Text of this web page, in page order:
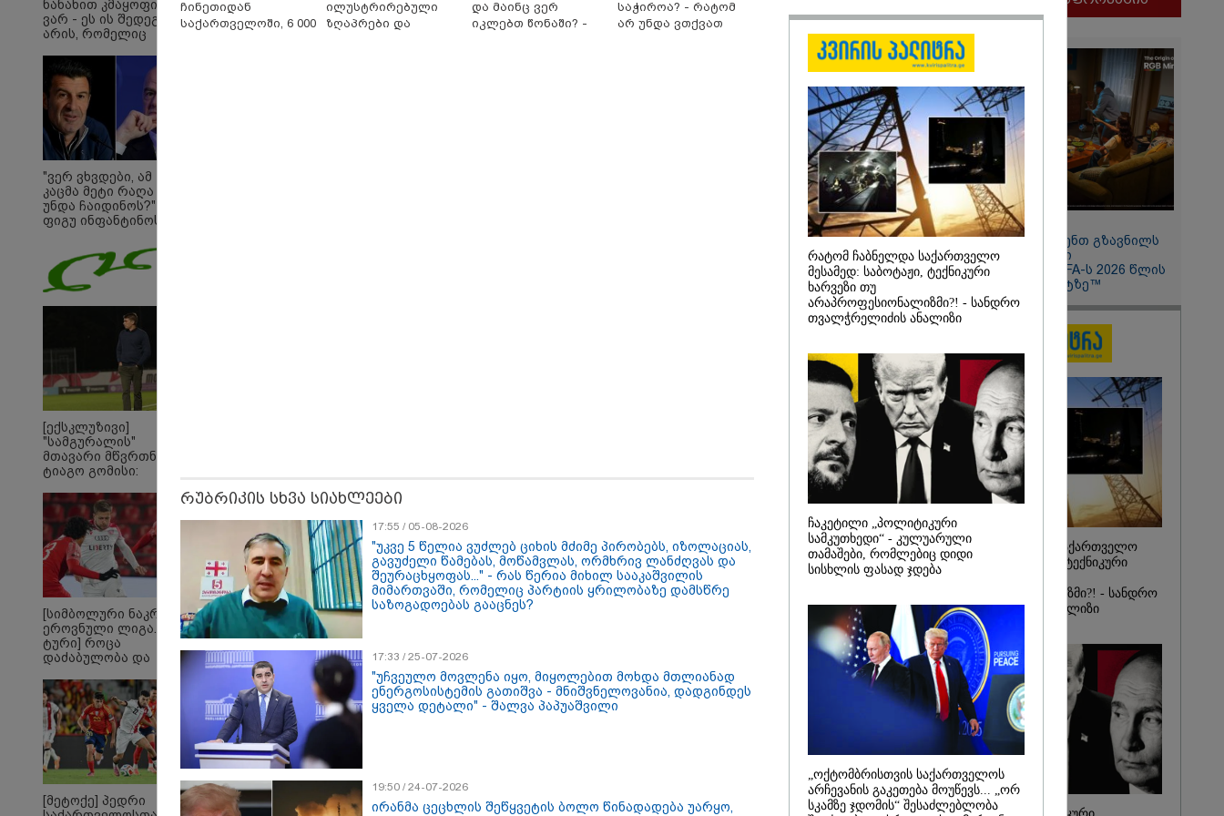
შეცდომა არის
დანაშაულის ტოლფასი" -
ეკა კუპატაძე ნანუკა
09:32 / 05-08-2026
"4 დღე უწყლოდ და
უპუროდ გაატარეს, მათ
სიცოცხლე დავუბრუნეთ" -
ქართველი მეზღვაური
წერს, რომ 36 მიგრანტი,
მათ შორის, ორსული
გოგონა გადაარჩინა
არ დაიბადოს" - დედა
სიდონია
16:02 / 03-08-2026
"15 წლის წინ ჩადენილი
დანაშაული, 5-ჯერ
შეცვლილი მოსამართლე,
4-ჯერ თავიდან
დაწყებული საქმე...
პროკურატურას, მათ
გარეშე ეს შედეგი არ
დადგებოდა" - ქეთა
ყველაზე კარგი/ცუდი
ქვეყნები
ემიგრანტებისთვის 2026
წელს
2026 წლის ყველაზე
აფრიკის ქვეყნები
11:13 / 05-08-2026
Hisense წარმოგიდგენთ გზავნილს
"ინოვაციები უკეთესი
ცხოვრებისათვის" FIFA-ს 2026 წლის
მსოფლიო ჩემპიონატზე™
რატომ ჩაბნელდა საქართველო
მესამედ: საბოტაჟი, ტექნიკური
არაპროფესიონალიზმი?! - სანდრო
თვალჭრელიძის ანალიზი
ნანახით კმაყოფილი
ვარ - ეს ის შედეგი არ
არის, რომელიც
"ვერ ვხვდები, ამ
კაცმა მეტი რაღა
უნდა ჩაიდინოს?" -
ფიგუ ინფანტინოს
მოითხოვს
[ექსკლუზივი]
"სამგურალის"
მთავარი მწვრთნელი
ტიაგო გომისი:
ტალანტების
ქვეყანაა"!
[სიმბოლური ნაკრები.
ეროვნული ლიგა. XXX
ტური] როცა
დაძაბულობა და
არიან...
[მეტოქე] პედრი
ჩინეთიდან
საქართველოში, 6 000
ილუსტრირებული
ზღაპრები და
და მაინც ვერ
იკლებთ წონაში? -
საჭიროა? - რატომ
არ უნდა ვთქვათ
რუბრიკის სხვა სიახლეები
17:55 / 05-08-2026
"უკვე 5 წელია ვუძლებ ციხის მძიმე პირობებს, იზოლაციას,
გავუძელი წამებას, მოწამვლას, ორმხრივ ლანძღვას და
შეურაცხყოფას..." - რას წერია მიხილ სააკაშვილის
მიმართვაში, რომელიც პარტიის ყრილობაზე დამსწრე
საზოგადოებას გააცნეს?
17:33 / 25-07-2026
"უჩვეულო მოვლენა იყო, მიყოლებით მოხდა მთლიანად
ენერგოსისტემის გათიშვა - მნიშვნელოვანია, დადგინდეს
ყველა დეტალი" - შალვა პაპუაშვილი
19:50 / 24-07-2026
ირანმა ცეცხლის შეწყვეტის ბოლო წინადადება უარყო,
რატომ ჩაბნელდა საქართველო
მესამედ: საბოტაჟი, ტექნიკური
ხარვეზი თუ
არაპროფესიონალიზმი?! - სანდრო
თვალჭრელიძის ანალიზი
ჩაკეტილი „პოლიტიკური
სამკუთხედი“ - კულუარული
თამაშები, რომლებიც დიდი
სისხლის ფასად ჯდება
„ოქტომბრისთვის საქართველოს
არჩევანის გაკეთება მოუწევს... „ორ
სკამზე ჯდომის“ შესაძლებლობა